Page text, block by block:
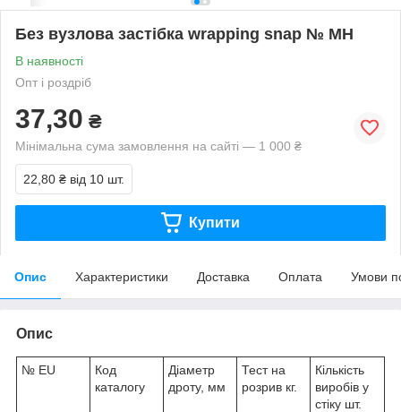
Без вузлова застібка wrapping snap № MH
В наявності
Опт і роздріб
37,30 ₴
Мінімальна сума замовлення на сайті — 1 000 ₴
22,80 ₴ від 10 шт.
Купити
Опис Характеристики Доставка Оплата Умови
Опис
№ EU
Код
каталогу
Діаметр
дроту, мм
Тест на
розрив кг.
Кількість
виробів у
стіку шт.